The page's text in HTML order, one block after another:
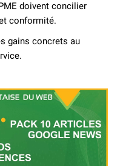
doivent concilier
conformité.
gains concrets au